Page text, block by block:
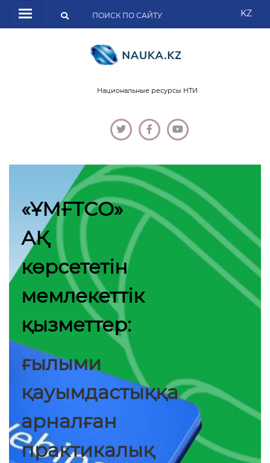
KZ
Национальные ресурсы НТИ
«ҰМҒТСО»
АҚ
көрсететін
мемлекеттік
қызметтер:
ғылыми
қауымдастыққа
арналған
практикалық